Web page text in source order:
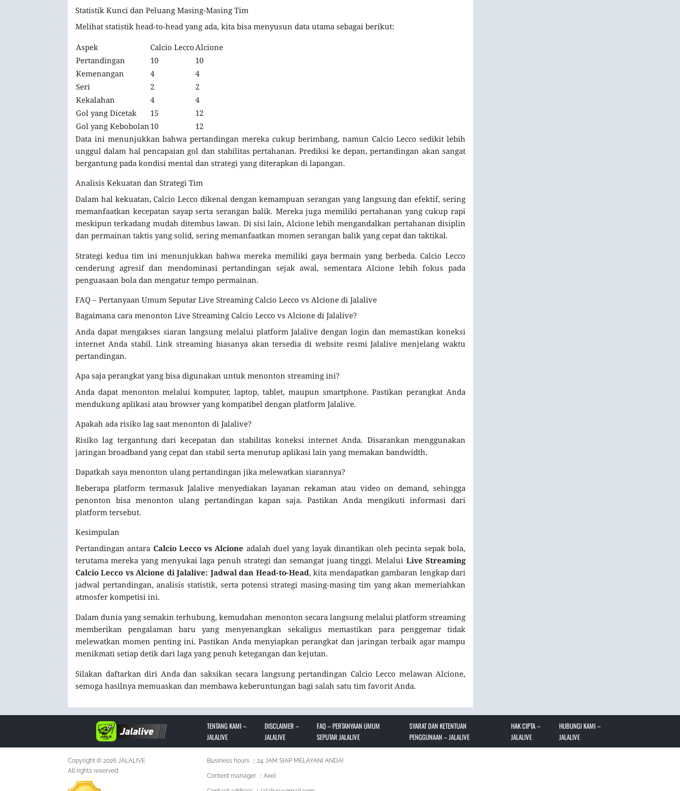
Statistik Kunci dan Peluang Masing-Masing Tim
Melihat statistik head-to-head yang ada, kita bisa menyusun data utama sebagai berikut:
Aspek Calcio Lecco Alcione
Pertandingan
10
10
Kemenangan
4
4
Seri
2
2
Kekalahan
4
4
Gol yang Dicetak
15
12
Gol yang Kebobolan 10
12
Data ini menunjukkan bahwa pertandingan mereka cukup berimbang, namun Calcio Lecco sedikit lebih
unggul dalam hal pencapaian gol dan stabilitas pertahanan. Prediksi ke depan, pertandingan akan sangat
bergantung pada kondisi mental dan strategi yang diterapkan di lapangan.
Analisis Kekuatan dan Strategi Tim
Dalam hal kekuatan, Calcio Lecco dikenal dengan kemampuan serangan yang langsung dan efektif, sering
memanfaatkan kecepatan sayap serta serangan balik. Mereka juga memiliki pertahanan yang cukup rapi
meskipun terkadang mudah ditembus lawan. Di sisi lain, Alcione lebih mengandalkan pertahanan disiplin
dan permainan taktis yang solid, sering memanfaatkan momen serangan balik yang cepat dan taktikal.
Strategi kedua tim ini menunjukkan bahwa mereka memiliki gaya bermain yang berbeda. Calcio Lecco
cenderung agresif dan mendominasi pertandingan sejak awal, sementara Alcione lebih fokus pada
penguasaan bola dan mengatur tempo permainan.
FAQ – Pertanyaan Umum Seputar Live Streaming Calcio Lecco vs Alcione di Jalalive
Bagaimana cara menonton Live Streaming Calcio Lecco vs Alcione di Jalalive?
Anda dapat mengakses siaran langsung melalui platform Jalalive dengan login dan memastikan koneksi
internet Anda stabil. Link streaming biasanya akan tersedia di website resmi Jalalive menjelang waktu
pertandingan.
Apa saja perangkat yang bisa digunakan untuk menonton streaming ini?
Anda dapat menonton melalui komputer, laptop, tablet, maupun smartphone. Pastikan perangkat Anda
mendukung aplikasi atau browser yang kompatibel dengan platform Jalalive.
Apakah ada risiko lag saat menonton di Jalalive?
Risiko lag tergantung dari kecepatan dan stabilitas koneksi internet Anda. Disarankan menggunakan
jaringan broadband yang cepat dan stabil serta menutup aplikasi lain yang memakan bandwidth.
Dapatkah saya menonton ulang pertandingan jika melewatkan siarannya?
Beberapa platform termasuk Jalalive menyediakan layanan rekaman atau video on demand, sehingga
penonton bisa menonton ulang pertandingan kapan saja. Pastikan Anda mengikuti informasi dari
platform tersebut.
Kesimpulan
Pertandingan antara Calcio Lecco vs Alcione adalah duel yang layak dinantikan oleh pecinta sepak bola,
terutama mereka yang menyukai laga penuh strategi dan semangat juang tinggi. Melalui Live Streaming
Calcio Lecco vs Alcione di Jalalive: Jadwal dan Head-to-Head, kita mendapatkan gambaran lengkap dari
jadwal pertandingan, analisis statistik, serta potensi strategi masing-masing tim yang akan memeriahkan
atmosfer kompetisi ini.
Dalam dunia yang semakin terhubung, kemudahan menonton secara langsung melalui platform streaming
memberikan pengalaman baru yang menyenangkan sekaligus memastikan para penggemar tidak
melewatkan momen penting ini. Pastikan Anda menyiapkan perangkat dan jaringan terbaik agar mampu
menikmati setiap detik dari laga yang penuh ketegangan dan kejutan.
Silakan daftarkan diri Anda dan saksikan secara langsung pertandingan Calcio Lecco melawan Alcione,
semoga hasilnya memuaskan dan membawa keberuntungan bagi salah satu tim favorit Anda.
TENTANG KAMI –
JALALIVE
DISCLAIMER –
JALALIVE
FAQ – PERTANYAAN UMUM
SEPUTAR JALALIVE
SYARAT DAN KETENTUAN
PENGGUNAAN – JALALIVE
HAK CIPTA –
JALALIVE
HUBUNGI KAMI –
JALALIVE
Copyright © 2026 JALALIVE
All rights reserved.
Business hours ：24 JAM SIAP MELAYANI ANDA!
Content manager ：Axel